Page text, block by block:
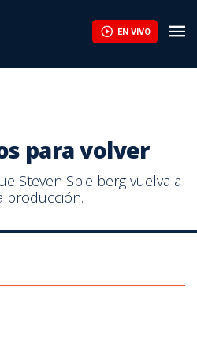
EN VIVO
para volver
Steven Spielberg vuelva a
producción.
sería tan solo una de las nuevas
No se descarta que la